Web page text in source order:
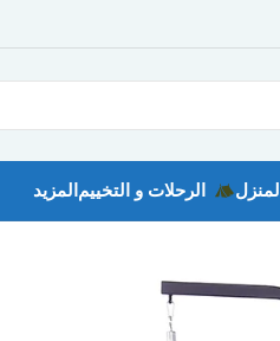
المنزل الرحلات و التخييم المزيد